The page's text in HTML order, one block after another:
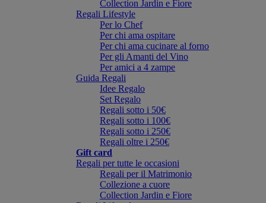
Collection Jardin e Fiore
Regali Lifestyle
Per lo Chef
Per chi ama ospitare
Per chi ama cucinare al forno
Per gli Amanti del Vino
Per amici a 4 zampe
Guida Regali
Idee Regalo
Set Regalo
Regali sotto i 50€
Regali sotto i 100€
Regali sotto i 250€
Regali oltre i 250€
Gift card
Regali per tutte le occasioni
Regali per il Matrimonio
Collezione a cuore
Collection Jardin e Fiore